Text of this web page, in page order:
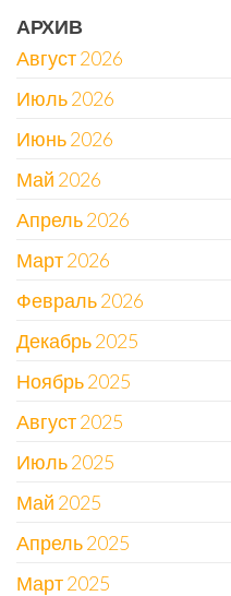
АРХИВ
Август 2026
Июль 2026
Июнь 2026
Май 2026
Апрель 2026
Март 2026
Февраль 2026
Декабрь 2025
Ноябрь 2025
Август 2025
Июль 2025
Май 2025
Апрель 2025
Март 2025